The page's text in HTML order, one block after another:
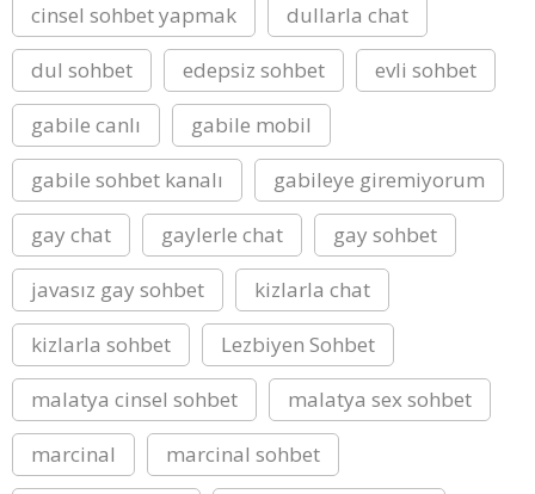
cinsel sohbet yapmak
dullarla chat
dul sohbet
edepsiz sohbet
evli sohbet
gabile canlı
gabile mobil
gabile sohbet kanalı
gabileye giremiyorum
gay chat
gaylerle chat
gay sohbet
javasız gay sohbet
kizlarla chat
kizlarla sohbet
Lezbiyen Sohbet
malatya cinsel sohbet
malatya sex sohbet
marcinal
marcinal sohbet